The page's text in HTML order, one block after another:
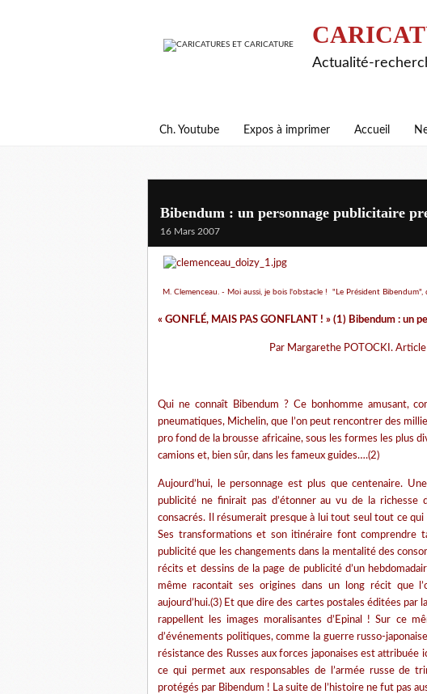
Actualité-
Ch. Youtube Expos à imprimer Accueil
Bibendum : un personnage publicitaire
16 Mars 2007
M. Clemenceau. - Moi aussi, je bois l'obstacle ! "Le Président Bibendum",
« GONFLÉ, MAIS PAS GONFLANT ! » (1) Bibendum : un
Par Margarethe POTOCKI. Article
Qui ne connaît Bibendum ? Ce bonhomme amusant,
pneumatiques, Michelin, que l’on peut rencontrer des
pro fond de la brousse africaine, sous les formes les plus
camions et, bien sûr, dans les fameux guides….(2)
Aujourd’hui, le personnage est plus que centenaire.
publicité ne finirait pas d’étonner au vu de la richesse
consacrés. Il résumerait presque à lui tout seul tout ce
Ses transformations et son itinéraire font comprendre
publicité que les changements dans la mentalité des
récits et dessins de la page de publicité d’un
même racontait ses origines dans un long récit que
aujourd’hui.(3) Et que dire des cartes postales éditées par
rappellent les images moralisantes d’Epinal ! Sur ce
d’événements politiques, comme la guerre russo-
résistance des Russes aux forces japonaises est
ce qui permet aux responsables de l’armée russe de
protégés par Bibendum ! La suite de l’histoire ne fut pas